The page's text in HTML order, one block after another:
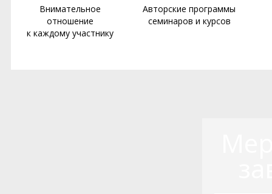
Внимательное
отношение
к каждому участнику
Авторские программы
семинаров и курсов